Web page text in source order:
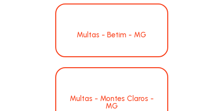
Multas - Betim - MG
Multas - Montes Claros -
MG